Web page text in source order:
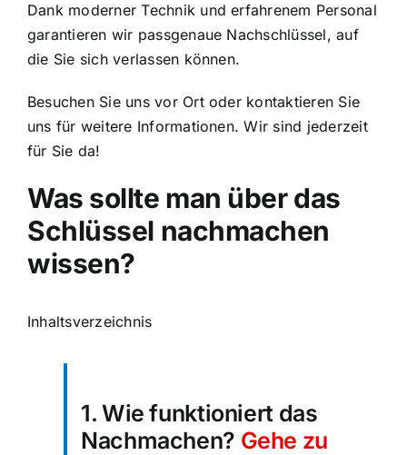
Dank moderner Technik und erfahrenem Personal
garantieren wir passgenaue Nachschlüssel, auf
die Sie sich verlassen können.
Besuchen Sie uns vor Ort oder kontaktieren Sie
uns für weitere Informationen. Wir sind jederzeit
für Sie da!
Was sollte man über das
Schlüssel nachmachen
wissen?
Inhaltsverzeichnis
1. Wie funktioniert das
Nachmachen? Gehe zu